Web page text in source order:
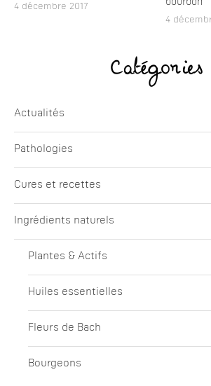
4 décembre 2017
4
Catégories
Actualités
Pathologies
Cures et recettes
Ingrédients naturels
Plantes & Actifs
Huiles essentielles
Fleurs de Bach
Bourgeons